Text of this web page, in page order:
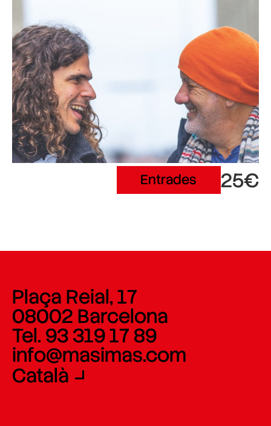
Entrades 25€
Plaça Reial, 17
08002 Barcelona
Tel. 93 319 17 89
info@masimas.com
Català